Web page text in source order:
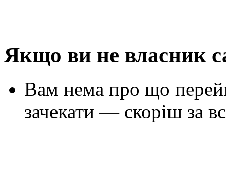
Якщо ви не власник
Вам нема про що
зачекати — скоріш за